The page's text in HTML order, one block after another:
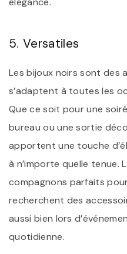
5. Versatiles
Les bijoux noirs sont des
s’adaptent à toutes les
Que ce soit pour une
bureau ou une sortie
apportent une touche
à n’importe quelle tenue.
compagnons parfaits
recherchent des
aussi bien lors
quotidienne.